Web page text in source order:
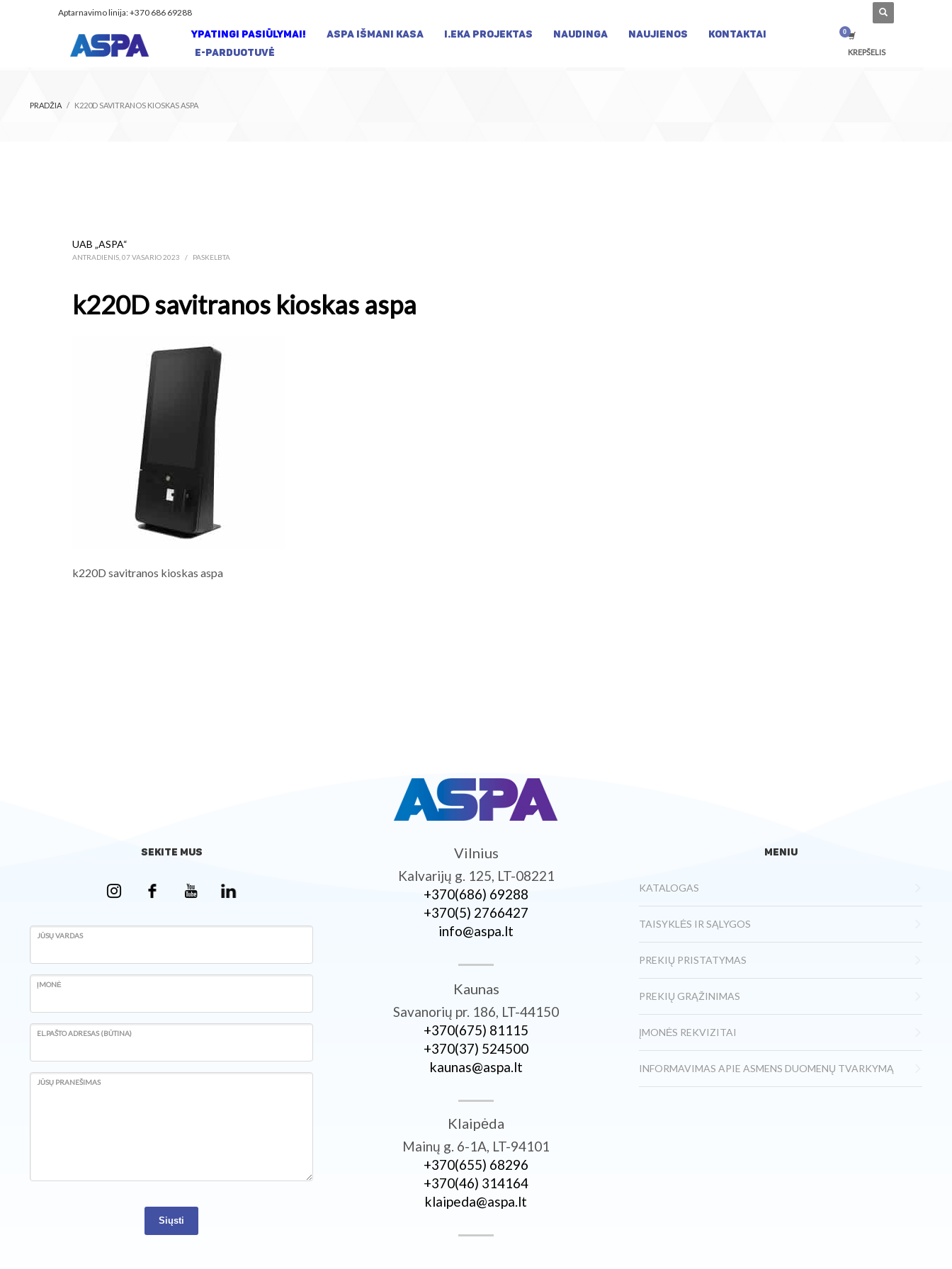
Aptarnavimo linija: +370 686 69288
YPATINGI PASIŪLYMAI! ASPA IŠMANI KASA I.EKA PROJEKTAS NAUDINGA NAUJIENOS
KONTAKTAI
E-PARDUOTUVĖ
KREPŠELIS
PRADŽIA K220D SAVITRANOS KIOSKAS ASPA
UAB „ASPA“
ANTRADIENIS, 07 VASARIO 2023 / PASKELBTA
k220D savitranos kioskas aspa
k220D savitranos kioskas aspa
SEKITE MUS
JŪSŲ VARDAS
ĮMONĖ
EL.PAŠTO ADRESAS (BŪTINA)
JŪSŲ PRANEŠIMAS
Siųsti
Vilnius
Kalvarijų g. 125, LT-08221
+370­(686) 69288
+370­(5) 2766427
info@aspa.lt
Kaunas
Savanorių pr. 186, LT-44150
+370­(675) 81115
+370­(37) 524500
kaunas@aspa.lt
Klaipėda
Mainų g. 6-1A, LT-94101
+370­(655) 68296
+370­(46) 314164
klaipeda@aspa.lt
MENIU
KATALOGAS
TAISYKLĖS IR SĄLYGOS
PREKIŲ PRISTATYMAS
PREKIŲ GRĄŽINIMAS
ĮMONĖS REKVIZITAI
INFORMAVIMAS APIE ASMENS DUOMENŲ TVARKYMĄ